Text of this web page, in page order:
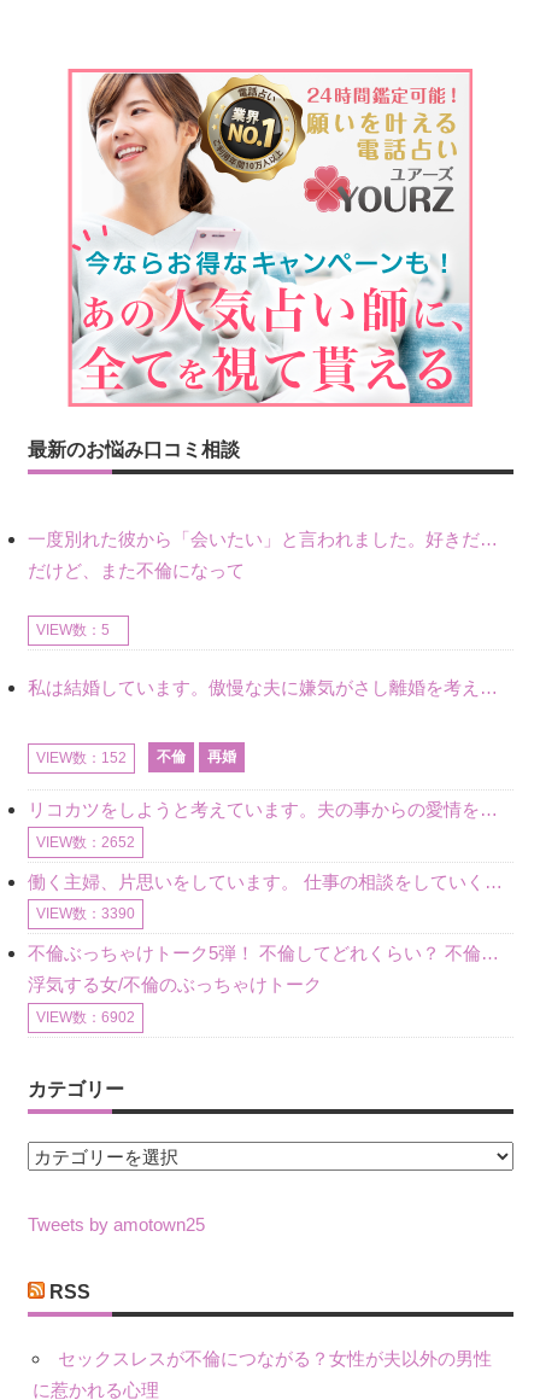
最新のお悩み口コミ相談
一度別れた彼から「会いたい」と言われました。好きだけど不倫だから別れたので、私もまだ好きだし会いたい気持ちはあります。
だけど、また不倫になって
VIEW数：5
私は結婚しています。傲慢な夫に嫌気がさし離婚を考えていたときに、彼と出会いました。彼には恋人がいましたが、話をするうちに、夫とのことを相談するようにな
VIEW数：152 不倫 再婚
リコカツをしようと考えています。夫の事からの愛情を全く感じません。子供がいるので、子供が成長するまではと我慢しています。 まず、お金が必要だと考え、仕事の量も増やしました。ところが、夫は働かず、結局は
VIEW数：2652
働く主婦、片思いをしています。 仕事の相談をしていくうちに、彼のことを好きになりました。私には夫も子供もいます。不倫をしているわけでもなく、もちろん、この気持ちは誰にも話していません。 ラインをする関
VIEW数：3390
不倫ぶっちゃけトーク5弾！ 不倫してどれくらい？ 不倫のあれこれを、なんでもどうぞ♪♪
浮気する女/不倫のぶっちゃけトーク
VIEW数：6902
カテゴリー
カ
ゴ
ー
Tweets by amotown25
RSS
セックスレスが不倫につながる？女性が夫以外の男性
に惹かれる心理